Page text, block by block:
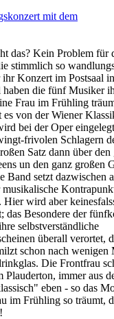
mit dem
das? Kein Problem für
stimmlich so
Konzert im Postsaal in
haben die fünf Musiker
Frau im Frühling
von der Wiener
bei der Oper
frivolen Schlagern
Satz dann über den
un den ganz großen
Band setzt dazwischen
Hier wird aber
das Besondere der
selbstverständliche
überall verortet,
schon nach wenigen
Die Frontfrau
immer aus
eben - so das
im Frühling so träumt,